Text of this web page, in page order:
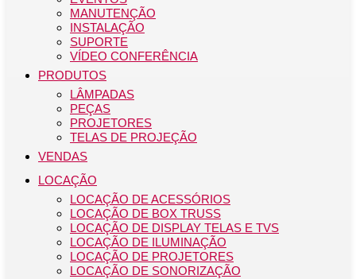
MANUTENÇÃO
INSTALAÇÃO
SUPORTE
VÍDEO CONFERÊNCIA
PRODUTOS
LÂMPADAS
PEÇAS
PROJETORES
TELAS DE PROJEÇÃO
VENDAS
LOCAÇÃO
LOCAÇÃO DE ACESSÓRIOS
LOCAÇÃO DE BOX TRUSS
LOCAÇÃO DE DISPLAY TELAS E TVS
LOCAÇÃO DE ILUMINAÇÃO
LOCAÇÃO DE PROJETORES
LOCAÇÃO DE SONORIZAÇÃO